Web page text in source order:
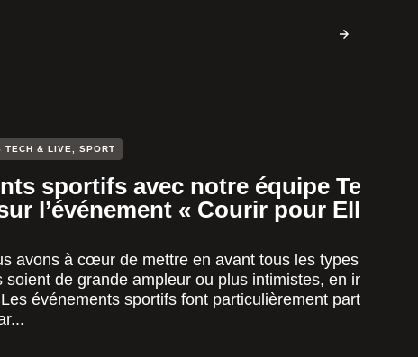
TECH & LIVE SPORT
sportifs avec notre équipe Tech
l’événement « Courir pour Elles »
avons à cœur de mettre en avant tous les types
soient de grande ampleur ou plus intimistes, en intérieur
événements sportifs font particulièrement partie de